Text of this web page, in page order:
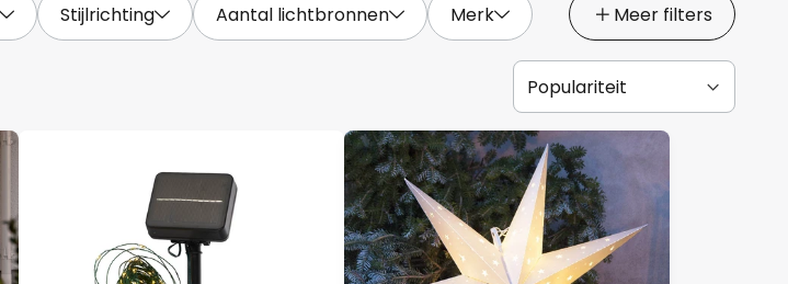
Stijlrichting Aantal lichtbronnen Merk Meer filters